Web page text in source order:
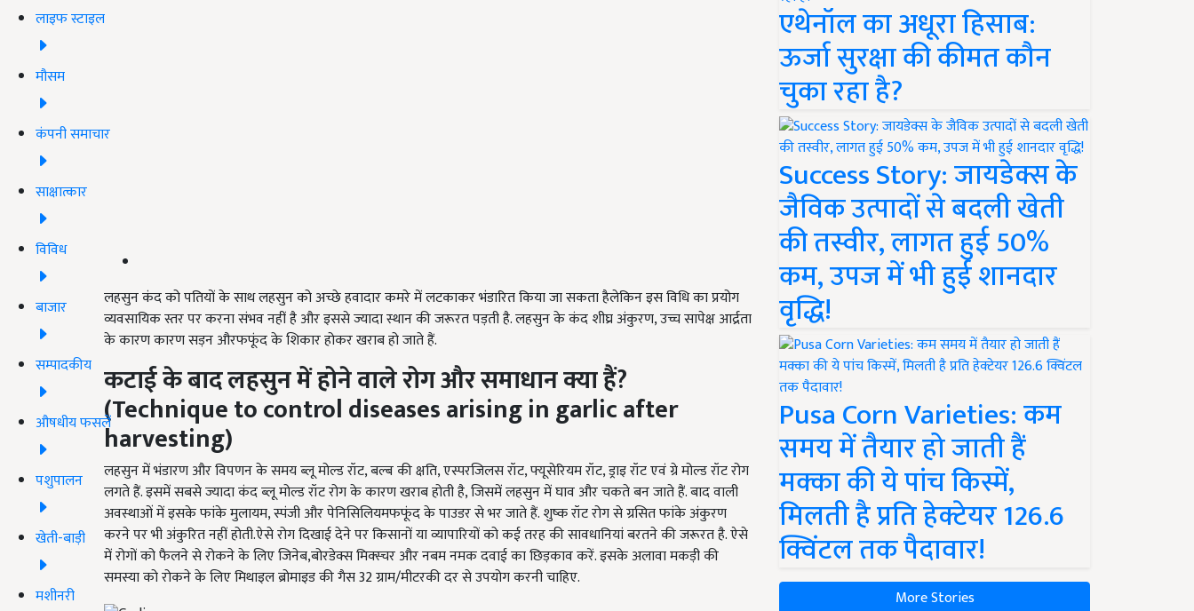
लाइफ स्टाइल
मौसम
कंपनी समाचार
साक्षात्कार
विविध
बाजार
सम्पादकीय
औषधीय फसलें
पशुपालन
खेती-बाड़ी
मशीनरी
लहसुन कंद को पतियों के साथ लहसुन को अच्छे हवादार कमरे में लटकाकर भंडारित किया जा सकता हैलेकिन इस विधि का प्रयोग
व्यवसायिक स्तर पर करना संभव नहीं है और इससे ज्यादा स्थान की जरूरत पड़ती है. लहसुन के कंद शीघ्र अंकुरण, उच्च सापेक्ष आर्द्रता
के कारण कारण सड़न औरफफूंद के शिकार होकर खराब हो जाते हैं.
कटाईके बादलहसुन में होने वाले रोग और समाधान क्या हैं?
(Technique to control diseases arising in garlic after
harvesting)
लहसुन में भंडारण और विपणन के समय ब्लू मोल्ड रॉट, बल्ब की क्षति, एस्परजिलस रॉट, फ्यूसेरियम रॉट, ड्राइ रॉट एवं ग्रे मोल्ड रॉट रोग
लगते हैं. इसमें सबसे ज्यादा कंद ब्लू मोल्ड रॉट रोग के कारण खराब होती है, जिसमें लहसुन में घाव और चकते बन जाते हैं. बाद वाली
अवस्थाओं में इसके फांके मुलायम, स्पंजी और पेनिसिलियमफफूंद के पाउडर से भर जाते हैं. शुष्क रॉट रोग से ग्रसित फांके अंकुरण
करने पर भी अंकुरित नहीं होती.ऐसे रोग दिखाई देने पर किसानों या व्यापारियों को कई तरह की सावधानियां बरतने की जरूरत है. ऐसे
में रोगों को फैलने से रोकने के लिए जिनेब,बोरडेक्स मिक्स्चर और नबम नमक दवाई का छिड़काव करें. इसके अलावा मकड़ी की
समस्या को रोकने के लिए मिथाइल ब्रोमाइड की गैस 32 ग्राम/मीटरकी दर से उपयोग करनी चाहिए.
एथेनॉल का अधूरा हिसाब:
ऊर्जा सुरक्षा की कीमत कौन
चुका रहा है?
Success Story: जायडेक्स के
जैविक उत्पादों से बदली खेती
की तस्वीर, लागत हुई 50%
कम, उपज में भी हुई शानदार
वृद्धि!
Pusa Corn Varieties: कम
समय में तैयार हो जाती हैं
मक्का की ये पांच किस्में,
मिलती है प्रति हेक्टेयर 126.6
क्विंटल तक पैदावार!
More Stories